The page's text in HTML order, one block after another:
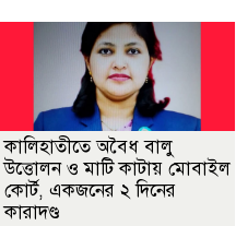
কালিহাতীতে অবৈধ বালু
উত্তোলন ও মাটি কাটায় মোবাইল
কোর্ট, একজনের ২ দিনের
কারাদণ্ড